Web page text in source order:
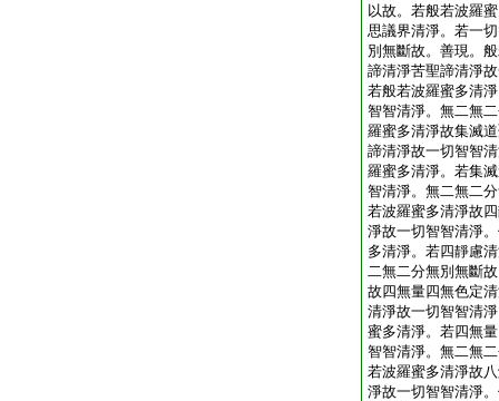
以故。若般若波羅
思議界清淨。若一
別無斷故。善現。
諦清淨苦聖諦清淨
若般若波羅蜜多清
智智清淨。無二無
羅蜜多清淨故集滅
諦清淨故一切智智
羅蜜多清淨。若集
智清淨。無二無二
若波羅蜜多清淨故
淨故一切智智清淨
多清淨。若四靜慮
二無二分無別無斷
故四無量四無色定
清淨故一切智智清
蜜多清淨。若四無
智智清淨。無二無
若波羅蜜多清淨故
淨故一切智智清淨